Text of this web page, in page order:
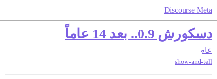
Discourse Meta
دسكورش 0.9.. بعد 14 عاماً
عام
show-and-tell